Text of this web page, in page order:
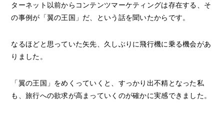
ターネット以前からコンテンツマーケティングは存在する、そ
の事例が「翼の王国」だ、という話を聞いたからです。
なるほどと思っていた矢先、久しぶりに飛行機に乗る機会があ
りました。
「翼の王国」をめくっていくと、すっかり出不精となった私
も、旅行への欲求が高まっていくのが確かに実感できました。